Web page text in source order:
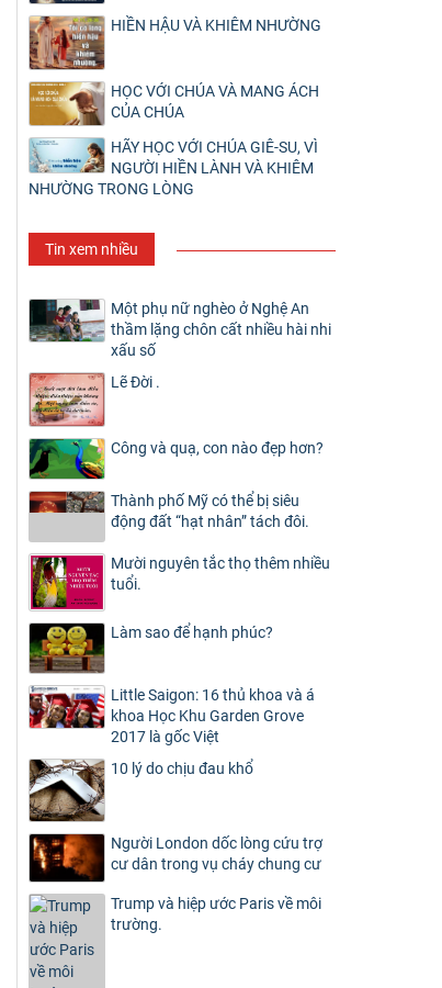
HIỀN HẬU VÀ KHIÊM NHƯỜNG
HỌC VỚI CHÚA VÀ MANG ÁCH
CỦA CHÚA
HÃY HỌC VỚI CHÚA GIÊ-SU, VÌ
NGƯỜI HIỀN LÀNH VÀ KHIÊM
NHƯỜNG TRONG LÒNG
Tin xem nhiều
Một phụ nữ nghèo ở Nghệ An
thầm lặng chôn cất nhiều hài nhi
xấu số
Lẽ Đời .
Công và quạ, con nào đẹp hơn?
Thành phố Mỹ có thể bị siêu
động đất “hạt nhân” tách đôi.
Mười nguyên tắc thọ thêm nhiều
tuổi.
Làm sao để hạnh phúc?
Little Saigon: 16 thủ khoa và á
khoa Học Khu Garden Grove
2017 là gốc Việt
10 lý do chịu đau khổ
Người London dốc lòng cứu trợ
cư dân trong vụ cháy chung cư
Trump và hiệp ước Paris về môi
trường.